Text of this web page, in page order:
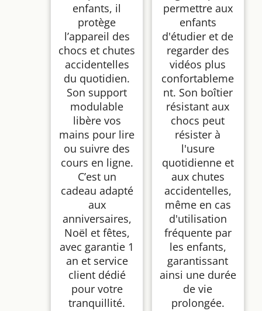
enfants, il
protège
l’appareil des
chocs et chutes
accidentelles
du quotidien.
Son support
modulable
libère vos
mains pour lire
ou suivre des
cours en ligne.
C’est un
cadeau adapté
aux
anniversaires,
Noël et fêtes,
avec garantie 1
an et service
client dédié
pour votre
tranquillité.
permettre aux
enfants
d'étudier et de
regarder des
vidéos plus
confortableme
nt. Son boîtier
résistant aux
chocs peut
résister à
l'usure
quotidienne et
aux chutes
accidentelles,
même en cas
d'utilisation
fréquente par
les enfants,
garantissant
ainsi une durée
de vie
prolongée.